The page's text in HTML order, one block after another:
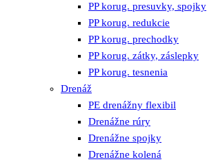
PP korug. presuvky, spojky
PP korug. redukcie
PP korug. prechodky
PP korug. zátky, záslepky
PP korug. tesnenia
Drenáž
PE drenážny flexibil
Drenážne rúry
Drenážne spojky
Drenážne kolená